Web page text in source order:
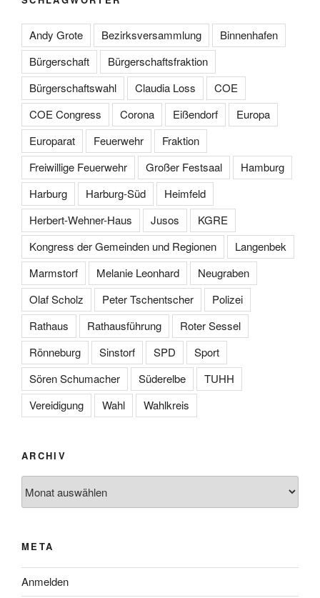
Andy Grote Bezirksversammlung
Binnenhafen
Bürgerschaft
Bürgerschaftsfraktion
Bürgerschaftswahl
Claudia Loss
COE
COE Congress
Corona Eißendorf
Europa
Europarat
Feuerwehr
Fraktion
Freiwillige Feuerwehr
Großer Festsaal
Hamburg
Harburg
Harburg-Süd
Heimfeld
Herbert-Wehner-Haus
Jusos
KGRE
Kongress der Gemeinden und Regionen
Langenbek
Marmstorf
Melanie Leonhard
Neugraben
Olaf Scholz
Peter Tschentscher
Polizei
Rathaus
Rathausführung
Roter Sessel
Rönneburg
Sinstorf SPD
Sport
Sören Schumacher
Süderelbe
TUHH
Vereidigung
Wahl Wahlkreis
ARCHIV
META
Anmelden